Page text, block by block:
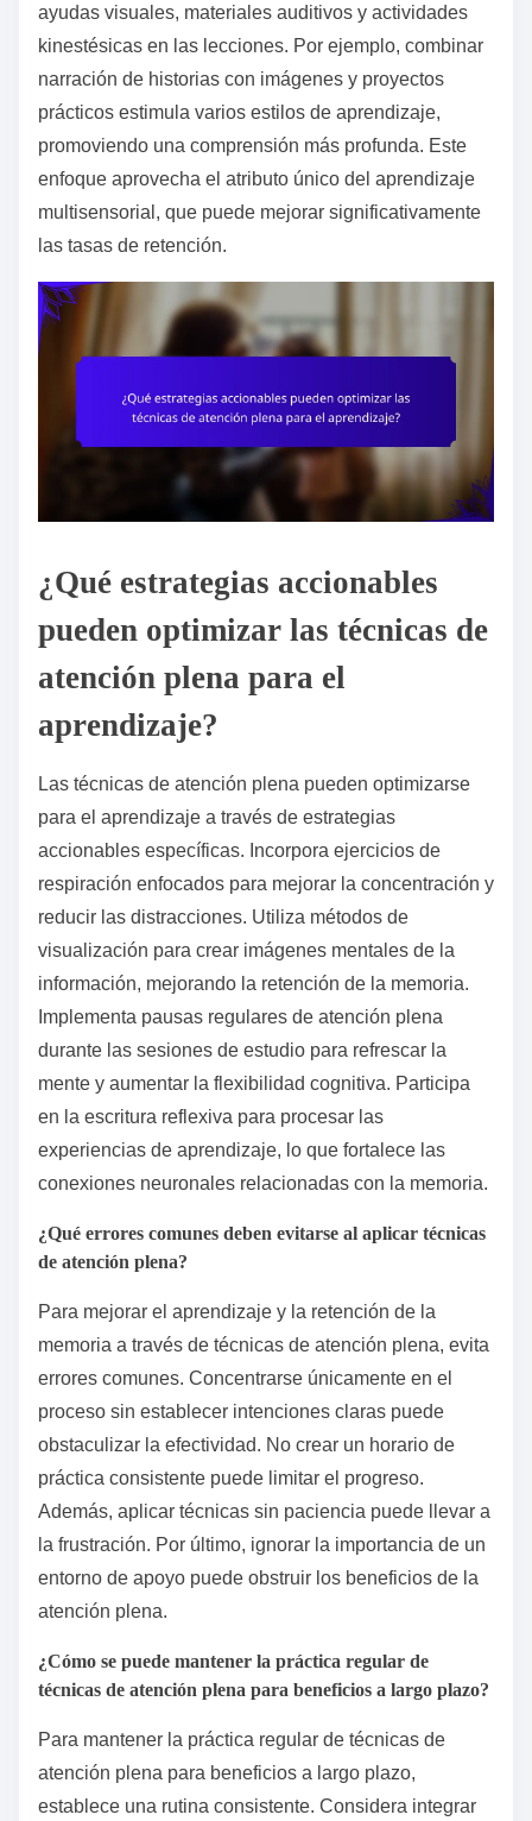
ayudas visuales, materiales auditivos y actividades
kinestésicas en las lecciones. Por ejemplo, combinar
narración de historias con imágenes y proyectos
prácticos estimula varios estilos de aprendizaje,
promoviendo una comprensión más profunda. Este
enfoque aprovecha el atributo único del aprendizaje
multisensorial, que puede mejorar significativamente
las tasas de retención.
¿Qué estrategias accionables
pueden optimizar las técnicas de
atención plena para el
aprendizaje?
Las técnicas de atención plena pueden optimizarse
para el aprendizaje a través de estrategias
accionables específicas. Incorpora ejercicios de
respiración enfocados para mejorar la concentración y
reducir las distracciones. Utiliza métodos de
visualización para crear imágenes mentales de la
información, mejorando la retención de la memoria.
Implementa pausas regulares de atención plena
durante las sesiones de estudio para refrescar la
mente y aumentar la flexibilidad cognitiva. Participa
en la escritura reflexiva para procesar las
experiencias de aprendizaje, lo que fortalece las
conexiones neuronales relacionadas con la memoria.
¿Qué errores comunes deben evitarse al aplicar técnicas
de atención plena?
Para mejorar el aprendizaje y la retención de la
memoria a través de técnicas de atención plena, evita
errores comunes. Concentrarse únicamente en el
proceso sin establecer intenciones claras puede
obstaculizar la efectividad. No crear un horario de
práctica consistente puede limitar el progreso.
Además, aplicar técnicas sin paciencia puede llevar a
la frustración. Por último, ignorar la importancia de un
entorno de apoyo puede obstruir los beneficios de la
atención plena.
¿Cómo se puede mantener la práctica regular de
técnicas de atención plena para beneficios a largo plazo?
Para mantener la práctica regular de técnicas de
atención plena para beneficios a largo plazo,
establece una rutina consistente. Considera integrar